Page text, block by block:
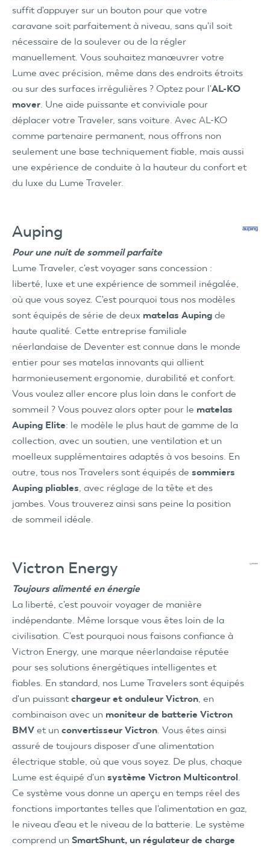
suffit d'appuyer sur un bouton pour que votre
caravane soit parfaitement à niveau, sans qu'il soit
nécessaire de la soulever ou de la régler
manuellement. Vous souhaitez manœuvrer votre
Lume avec précision, même dans des endroits étroits
ou sur des surfaces irrégulières ? Optez pour l'AL-KO
mover. Une aide puissante et conviviale pour
déplacer votre Traveler, sans voiture. Avec AL-KO
comme partenaire permanent, nous offrons non
seulement une base techniquement fiable, mais aussi
une expérience de conduite à la hauteur du confort et
du luxe du Lume Traveler.
Auping
Pour une nuit de sommeil parfaite
Lume Traveler, c'est voyager sans concession :
liberté, luxe et une expérience de sommeil inégalée,
où que vous soyez. C'est pourquoi tous nos modèles
sont équipés de série de deux matelas Aupingde
haute qualité. Cette entreprise familiale
néerlandaise de Deventer est connue dans le monde
entier pour ses matelas innovants qui allient
harmonieusement ergonomie, durabilité et confort.
Vous voulez aller encore plus loin dans le confort de
sommeil ? Vous pouvez alors opter pour le matelas
Auping Elite: le modèle le plus haut de gamme de la
collection, avec un soutien, une ventilation et un
moelleux supplémentaires adaptés à vos besoins. En
outre, tous nos Travelers sont équipés de sommiers
Auping pliables, avec réglage de la tête et des
jambes. Vous trouverez ainsi sans peine la position
de sommeil idéale.
Victron Energy
Toujours alimenté en énergie
La liberté, c'est pouvoir voyager de manière
indépendante. Même lorsque vous êtes loin de la
civilisation. C'est pourquoi nous faisons confiance à
Victron Energy, une marque néerlandaise réputée
pour ses solutions énergétiques intelligentes et
fiables. En standard, nos Lume Travelers sont équipés
d'un puissantchargeur et onduleur Victron, en
combinaison avec un moniteur de batterie Victron
BMVet un convertisseur Victron. Vous êtes ainsi
assuré de toujours disposer d'une alimentation
électrique stable, où que vous soyez. De plus, chaque
Lume est équipé d'un système Victron Multicontrol.
Ce système vous donne un aperçu en temps réel des
fonctions importantes telles que l'alimentation en gaz,
le niveau d'eau et le niveau de la batterie. Le système
comprend un SmartShunt, un régulateur de charge